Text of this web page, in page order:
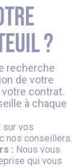
?
recherche
de votre
contrat.
à chaque
sur vos
nos conseillers.
: Nous vous
qui vous